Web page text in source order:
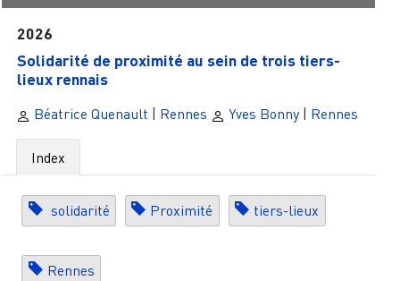
2026
Solidarité de proximité au sein de trois tiers-
lieux rennais
Béatrice Quenault Rennes Yves Bonny| Rennes
Index
solidarité Proximité tiers-lieux
Rennes